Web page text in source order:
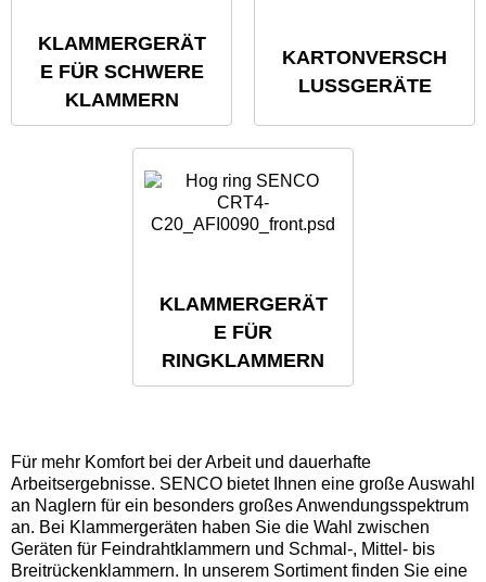
KLAMMERGERÄT
E FÜR SCHWERE
KLAMMERN
KARTONVERSCH
LUSSGERÄTE
KLAMMERGERÄT
E FÜR
RINGKLAMMERN
Für mehr Komfort bei der Arbeit und dauerhafte
Arbeitsergebnisse. SENCO bietet Ihnen eine große Auswahl
an Naglern für ein besonders großes Anwendungsspektrum
an. Bei Klammergeräten haben Sie die Wahl zwischen
Geräten für Feindrahtklammern und Schmal-, Mittel- bis
Breitrückenklammern. In unserem Sortiment finden Sie eine